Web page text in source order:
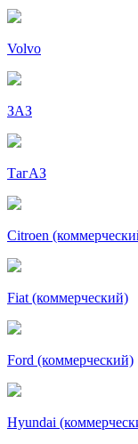
Volvo
ЗАЗ
ТагАЗ
Citroen
Fiat (коммерческий)
Ford (коммерческий)
Hyundai